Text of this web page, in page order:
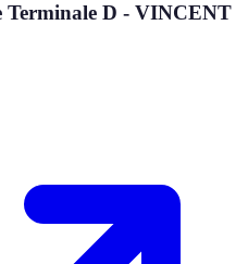
Terminale D - VINCENT